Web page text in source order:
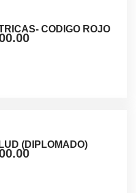
CODIGO ROJO
(DIPLOMADO)